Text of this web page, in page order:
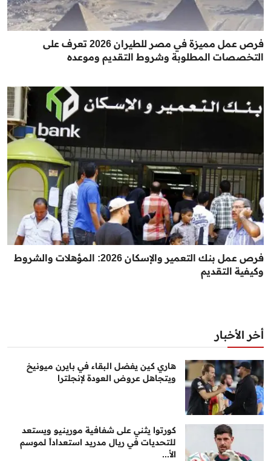
فرص عمل مميزة في مصر للطيران 2026 تعرف على
التخصصات المطلوبة وشروط التقديم وموعده
فرص عمل بنك التعمير والإسكان 2026: المؤهلات والشروط
وكيفية التقديم
أخر الأخبار
هاري كين يفضل البقاء في بايرن ميونيخ
ويتجاهل عروض العودة لإنجلترا
كورتوا يثني على شفافية مورينيو ويستعد
للتحديات في ريال مدريد استعداداً لموسم
الأ...